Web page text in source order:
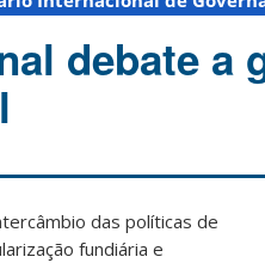
debate a
das políticas de
fundiária e